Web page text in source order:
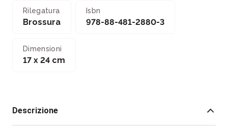
Rilegatura
Brossura
Isbn
978-88-481-2880-3
Dimensioni
17 x 24 cm
Descrizione